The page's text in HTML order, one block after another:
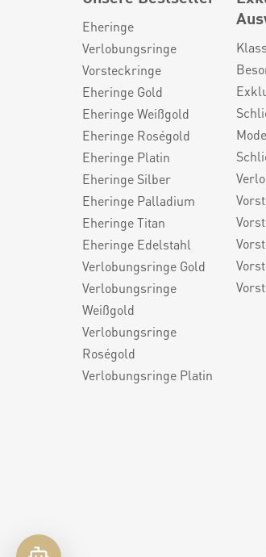
Eheringe
Verlobungsringe
Vorsteckringe
Eheringe Gold
Eheringe Weißgold
Eheringe Roségold
Eheringe Platin
Eheringe Silber
Eheringe Palladium
Eheringe Titan
Eheringe Edelstahl
Verlobungsringe Gold
Verlobungsringe
Weißgold
Verlobungsringe
Roségold
Verlobungsringe Platin